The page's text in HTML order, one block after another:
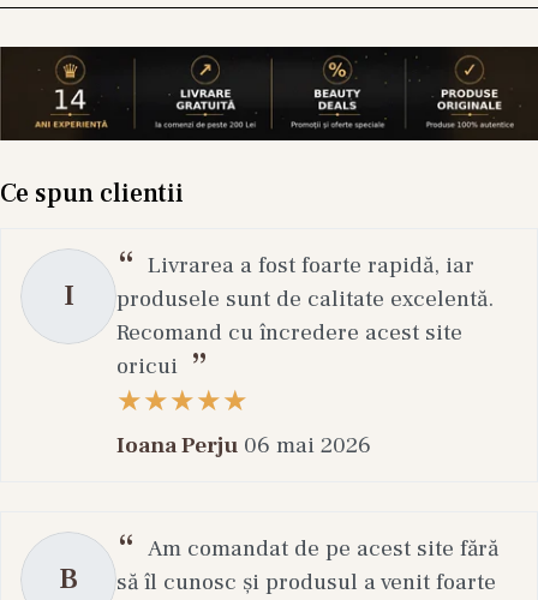
Ce spun clientii
I
Livrarea a fost foarte rapidă, iar
produsele sunt de calitate excelentă.
Recomand cu încredere acest site
oricui
Ioana Perju 06 mai 2026
B
Am comandat de pe acest site fără
să îl cunosc și produsul a venit foarte